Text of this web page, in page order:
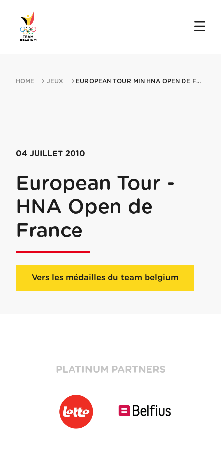
HOME JEUX EUROPEAN TOUR MIN HNA OPEN DE FRANCE 04072010 PARIS
04 JUILLET 2010
European Tour -
HNA Open de
France
Vers les médailles du team belgium
PLATINUM PARTNERS